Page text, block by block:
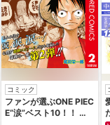
コミック
ファンが選ぶONE PIEC
E“涙”ベスト10！！ ～